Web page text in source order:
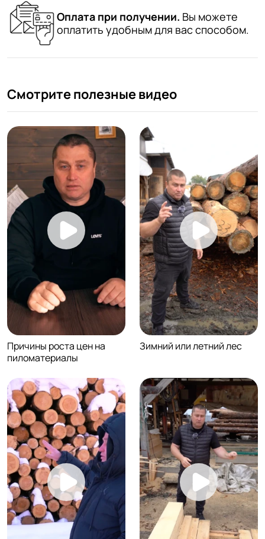
Оплата при получении. Вы можете
оплатить удобным для вас способом.
Смотрите полезные видео
Причины роста цен на
пиломатериалы
Зимний или летний лес